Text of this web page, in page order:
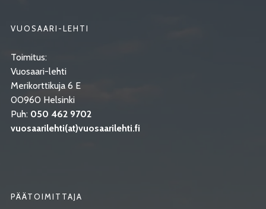
VUOSAARI-LEHTI
Toimitus:
Vuosaari-lehti
Merikorttikuja 6 E
00960 Helsinki
Puh: 050 462 9702
vuosaarilehti(at)vuosaarilehti.fi
PÄÄTOIMITTAJA